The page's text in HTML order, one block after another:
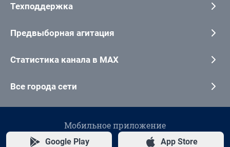
Техподдержка
Предвыборная агитация
Статистика канала в MAX
Все города сети
Мобильное приложение
Google Play App Store